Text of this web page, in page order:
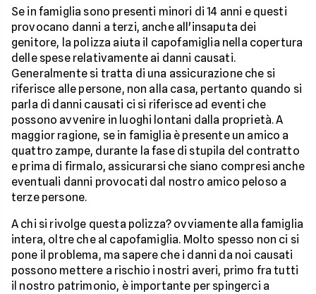
Se in famiglia sono presenti minori di 14 anni e questi
provocano danni a terzi, anche all'insaputa dei
genitore, la polizza aiuta il capofamiglia nella copertura
delle spese relativamente ai danni causati.
Generalmente si tratta di una assicurazione che si
riferisce alle persone, non alla casa, pertanto quando si
parla di danni causati ci si riferisce ad eventi che
possono avvenire in luoghi lontani dalla proprietà. A
maggior ragione, se in famiglia è presente un amico a
quattro zampe, durante la fase di stupila del contratto
e prima di firmalo, assicurarsi che siano compresi anche
eventuali danni provocati dal nostro amico peloso a
terze persone.
A chi si rivolge questa polizza? ovviamente alla famiglia
intera, oltre che al capofamiglia. Molto spesso non ci si
pone il problema, ma sapere che i danni da noi causati
possono mettere a rischio i nostri averi, primo fra tutti
il nostro patrimonio, è importante per spingerci a